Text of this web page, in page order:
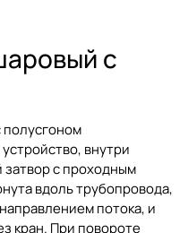
с
полусгоном
внутри
с проходным
вдоль трубопровода,
потока, и
кран. При повороте